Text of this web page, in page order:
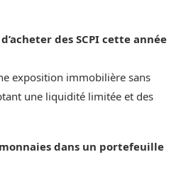
des SCPI cette année
exposition immobilière sans
une liquidité limitée et des
dans un portefeuille